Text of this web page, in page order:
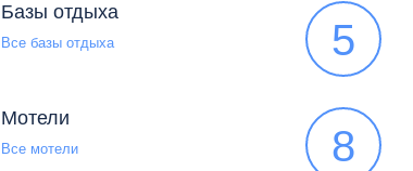
Базы отдыха
Все базы отдыха 5
Мотели
Все мотели 8